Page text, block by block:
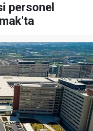
personel